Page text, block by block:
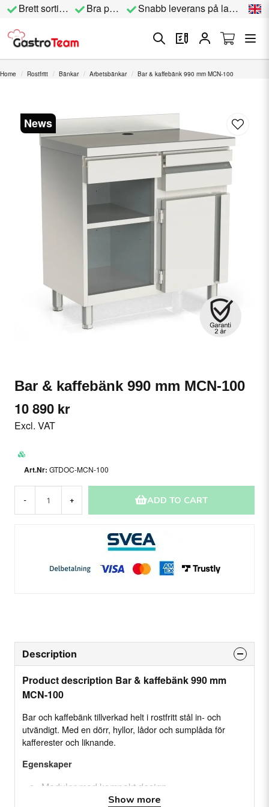
Brett sortiment Bra priser Snabb leverans på lagervara
Home Rostfritt Bänkar Arbetsbänkar Bar & kaffebänk 990 mm MCN-100
News
Bar & kaffebänk 990 mm MCN-100
10 890 kr
Excl. VAT
GTDOC-MCN-100
- + ADD TO CART
Description
Product description Bar & kaffebänk 990 mm
MCN-100
Bar och kaffebänk tillverkad helt i rostfritt stål in- och
utvändigt. Med en dörr, hyllor, lådor och sumplåda för
kafferester och liknande.
Egenskaper
Moduler med kompakt design
Ytterhölje av rostfritt stål AISI-304 (med
Show more